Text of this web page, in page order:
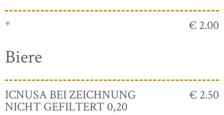
* € 2.00
Biere
ICNUSA BEI ZEICHNUNG
NICHT GEFILTERT 0,20
€ 2.50